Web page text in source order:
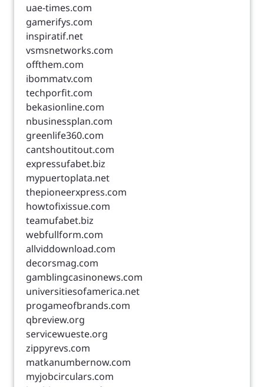
uae-times.com
gamerifys.com
inspiratif.net
vsmsnetworks.com
offthem.com
ibommatv.com
techporfit.com
bekasionline.com
nbusinessplan.com
greenlife360.com
cantshoutitout.com
expressufabet.biz
mypuertoplata.net
thepioneerxpress.com
howtofixissue.com
teamufabet.biz
webfullform.com
allviddownload.com
decorsmag.com
gamblingcasinonews.com
universitiesofamerica.net
progameofbrands.com
qbreview.org
servicewueste.org
zippyrevs.com
matkanumbernow.com
myjobcirculars.com